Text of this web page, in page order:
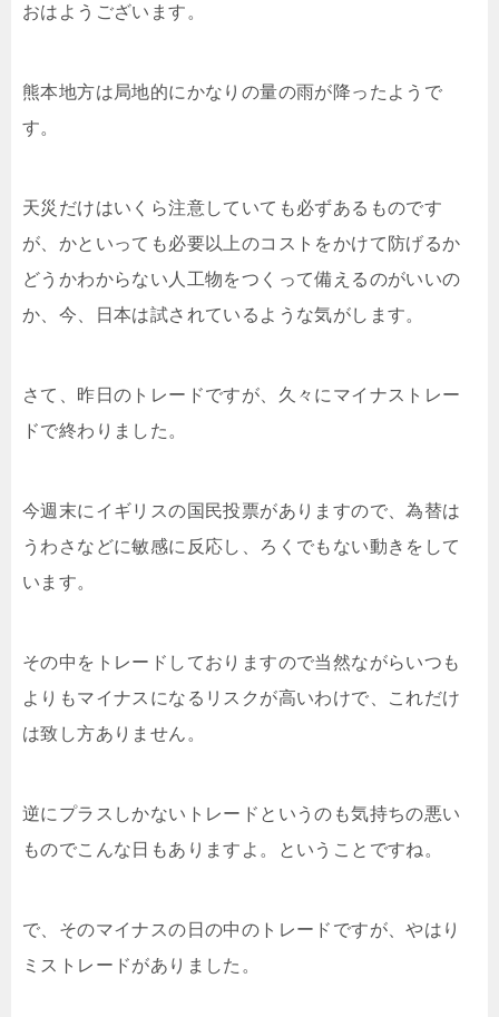
おはようございます。
熊本地方は局地的にかなりの量の雨が降ったようで
す。
天災だけはいくら注意していても必ずあるものです
が、かといっても必要以上のコストをかけて防げるか
どうかわからない人工物をつくって備えるのがいいの
か、今、日本は試されているような気がします。
さて、昨日のトレードですが、久々にマイナストレー
ドで終わりました。
今週末にイギリスの国民投票がありますので、為替は
うわさなどに敏感に反応し、ろくでもない動きをして
います。
その中をトレードしておりますので当然ながらいつも
よりもマイナスになるリスクが高いわけで、これだけ
は致し方ありません。
逆にプラスしかないトレードというのも気持ちの悪い
ものでこんな日もありますよ。ということですね。
で、そのマイナスの日の中のトレードですが、やはり
ミストレードがありました。